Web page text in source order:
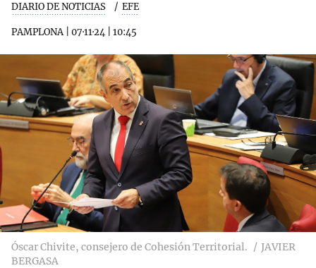
DIARIO DE NOTICIAS EFE
PAMPLONA| 07·11·24 10:45
Óscar Chivite, consejero de Cohesión Territorial.
JAVIER
BERGASA